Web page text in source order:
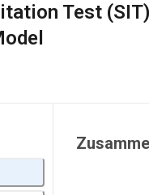
Test
2009